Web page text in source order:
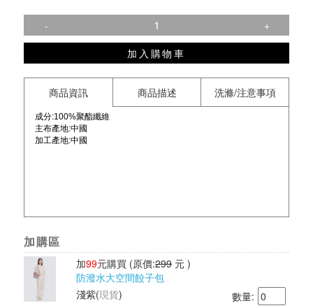
-
+
加入購物車
商品資訊 商品描述 洗滌/注意事項
成分:100%聚酯纖維
主布產地:中國
加工產地:中國
加購區
加99元購買 (原價:299 元 )
防潑水大空間餃子包
淺紫(現貨) 數量: